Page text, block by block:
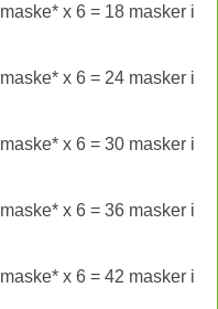
x 6 = 18 masker i
x 6 = 24 masker i
x 6 = 30 masker i
x 6 = 36 masker i
x 6 = 42 masker i